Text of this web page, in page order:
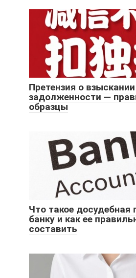
Претензия о взыскании
задолженности —
образцы
Что такое досудебная
банку и как ее
составить